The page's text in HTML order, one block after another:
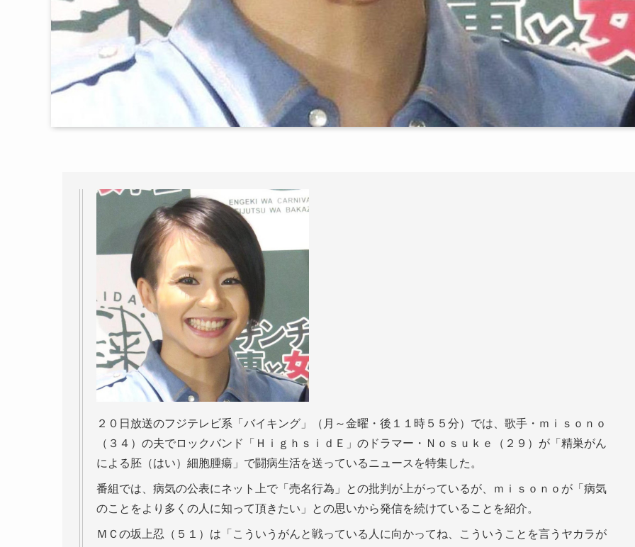
２０日放送のフジテレビ系「バイキング」（月～金曜・後１１時５５分）では、歌手・ｍｉｓｏｎｏ
（３４）の夫でロックバンド「ＨｉｇｈｓｉｄＥ」のドラマー・Ｎｏｓｕｋｅ（２９）が「精巣がん
による胚（はい）細胞腫瘍」で闘病生活を送っているニュースを特集した。
番組では、病気の公表にネット上で「売名行為」との批判が上がっているが、ｍｉｓｏｎｏが「病気
のことをより多くの人に知って頂きたい」との思いから発信を続けていることを紹介。
ＭＣの坂上忍（５１）は「こういうがんと戦っている人に向かってね、こういうことを言うヤカラが